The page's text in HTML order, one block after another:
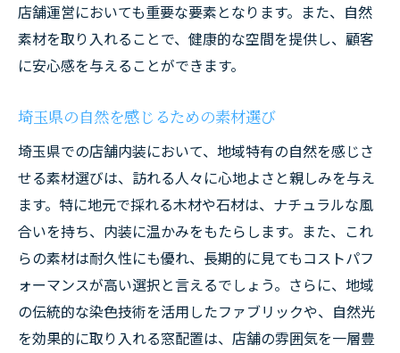
店舗運営においても重要な要素となります。また、自然
素材を取り入れることで、健康的な空間を提供し、顧客
に安心感を与えることができます。
埼玉県の自然を感じるための素材選び
埼玉県での店舗内装において、地域特有の自然を感じさ
せる素材選びは、訪れる人々に心地よさと親しみを与え
ます。特に地元で採れる木材や石材は、ナチュラルな風
合いを持ち、内装に温かみをもたらします。また、これ
らの素材は耐久性にも優れ、長期的に見てもコストパフ
ォーマンスが高い選択と言えるでしょう。さらに、地域
の伝統的な染色技術を活用したファブリックや、自然光
を効果的に取り入れる窓配置は、店舗の雰囲気を一層豊